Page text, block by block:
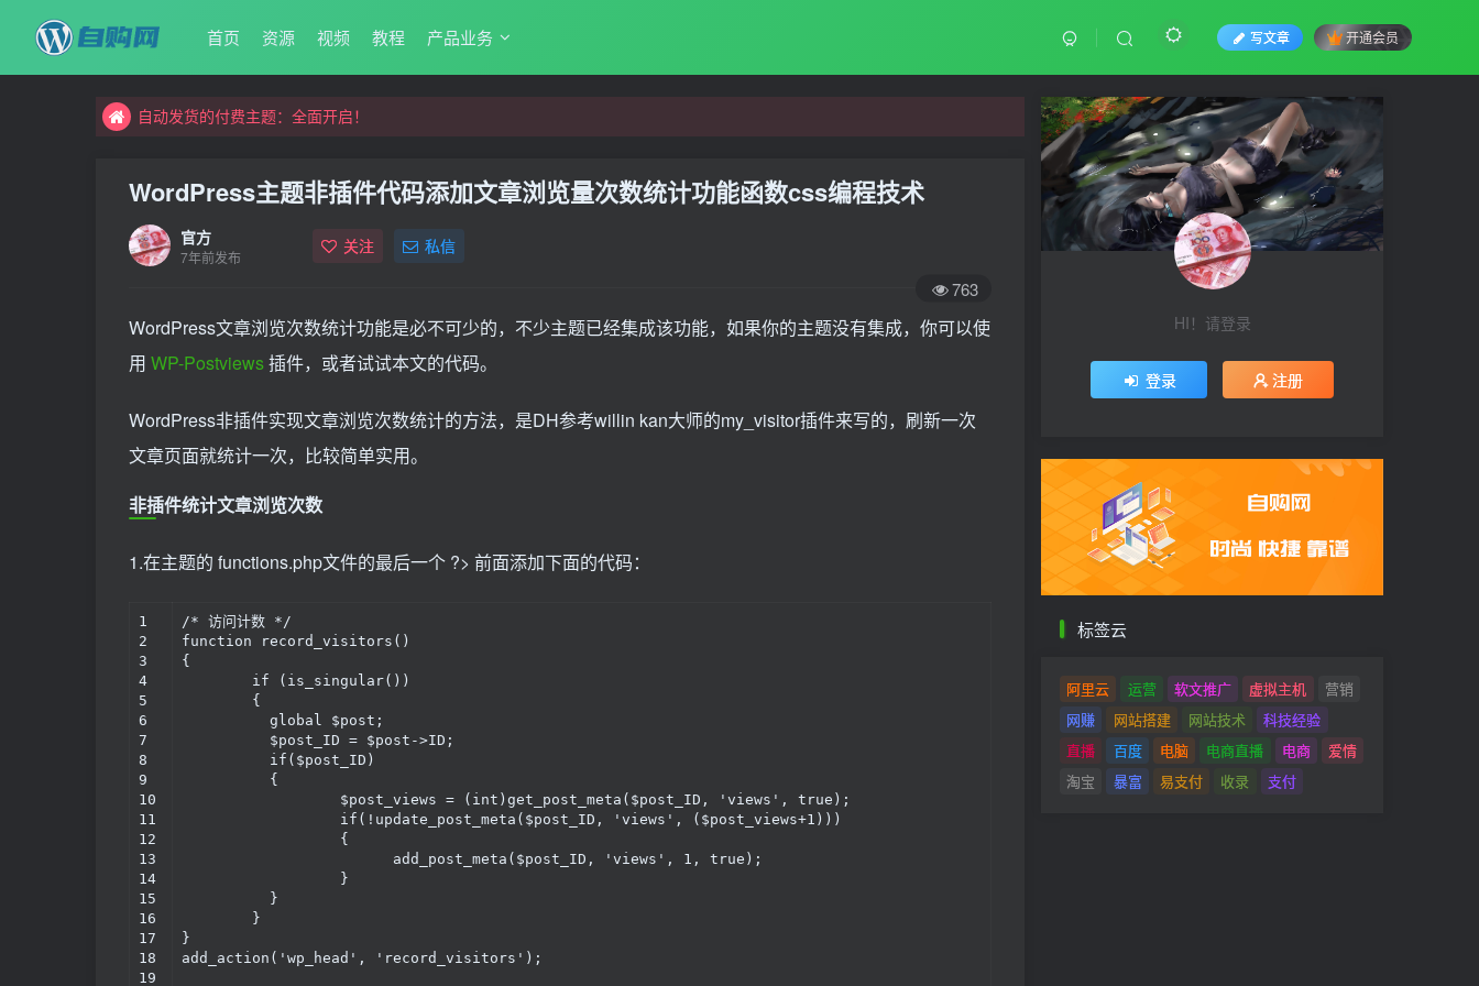
首页 资源 视频 教程 产品业务 写文章 开通会员
自动发货的付费主题：全面开启！
自购网，更专业的资源交易平台
自动发货的付费主题：全面开启！
WordPress主题非插件代码添加文章浏览量次数统计功能函数css编程技术
官方
7年前发布 关注 私信
763
WordPress文章浏览次数统计功能是必不可少的，不少主题已经集成该功能，如果你的主题没有集成，你可以使
用 WP-Postviews插件，或者试试本文的代码。
WordPress非插件实现文章浏览次数统计的方法，是DH参考willin kan大师的my_visitor插件来写的，刷新一次
文章页面就统计一次，比较简单实用。
非插件统计文章浏览次数
1.在主题的 functions.php文件的最后一个 ?> 前面添加下面的代码：
1
2
3
4
5
6
7
8
9
10
11
12
13
14
15
16
17
18
19
/* 访问计数 */
function record_visitors()
{
}
add_action('wp_head', 'record_visitors');
HI！请登录
登录 注册
标签云
阿里云 运营 软文推广 虚拟主机
营销
网赚
网站搭建 网站技术
科技经验
直播
百度 电脑 电商直播 电商
爱情
淘宝
暴富 易支付 收录 支付